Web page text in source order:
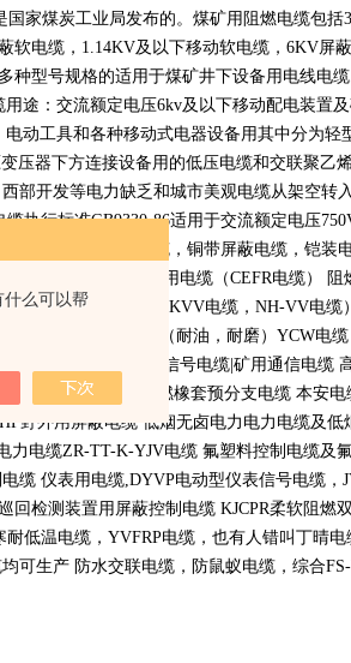
什么可以帮
国家煤炭工业局发布的。煤矿用阻燃电缆包括
软电缆， 1.14KV及以下移动软电缆， 6KV屏
种型号规格的适用于煤矿井下设备用电线电缆
途：交流额定电压6kv及以下移动配电装置
电动工具和各种移动式电器设备用其中分为
压器下方连接设备用的低压电缆和交联聚乙
部开发等电力缺乏和城市美观电缆从架空转
缆执行标准GB9330-86适用于交流额定电压
度它分为铜丝屏蔽电缆，铜带屏蔽电缆，铠
缆（布标电缆） 船用电缆（CEFR电缆） 阻
耐火电力电缆， NH-KVV电缆， NH-VV电缆
电缆） 野外用电缆（耐油，耐磨） YCW电缆
矿用信号电缆 矿用通信电缆
橡套扁电缆 矿用阻燃橡套预分支电缆 本安电
野外用屏蔽电缆 低烟无卤电力电力电缆及低
力电缆ZR-TT-K-YJV电缆 氟塑料控制电缆及
缆 仪表用电缆,DYVP电动型仪表信号电缆，
回检测装置用屏蔽控制电缆 KJCPR柔软阻燃
低温电缆， YVFRP电缆，也有人错叫丁晴电
可生产 防水交联电缆，防鼠蚁电缆，综合